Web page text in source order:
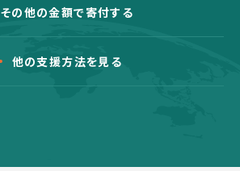
その他の金額で寄付する
他の支援方法を見る